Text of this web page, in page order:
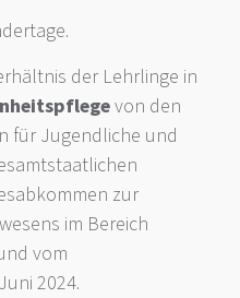
der Lehrlinge in
von den
für Jugendliche und
zur
im Bereich
vom
2024.